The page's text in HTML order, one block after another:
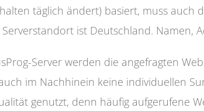
täglich ändert) basiert, muss auch
ist Deutschland. Namen,
Server werden die angefragten
im Nachhinein keine individuellen
genutzt, denn häufig aufgerufene